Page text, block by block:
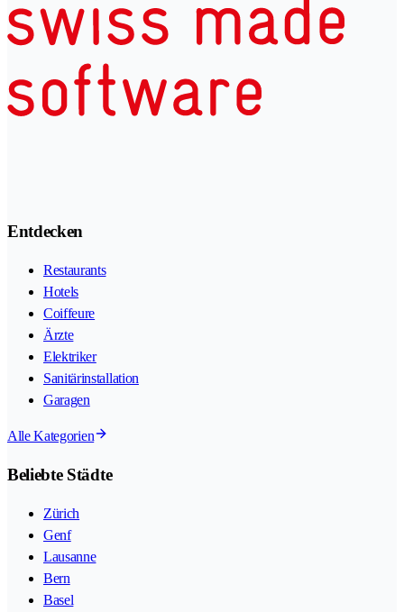
Entdecken
Restaurants
Hotels
Coiffeure
Ärzte
Elektriker
Sanitärinstallation
Garagen
Alle Kategorien
Beliebte Städte
Zürich
Genf
Lausanne
Bern
Basel